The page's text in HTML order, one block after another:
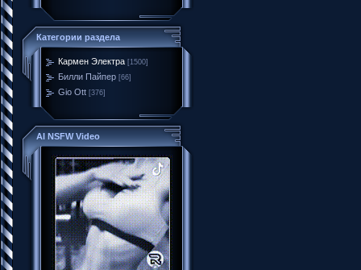
Категории раздела
Кармен Электра [1500]
Билли Пайпер [66]
Gio Ott [376]
AI NSFW Video